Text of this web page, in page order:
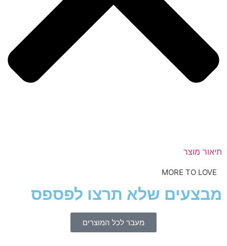
תיאור מוצר
MORE TO LOVE
מבצעים שלא תרצו לפספס
מעבר לכל המוצרים